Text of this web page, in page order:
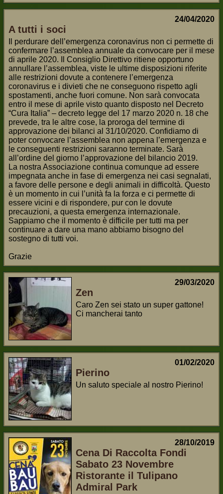
24/04/2020
A tutti i soci
Il perdurare dell’emergenza coronavirus non ci permette di
confermare l’assemblea annuale da convocare per il mese
di aprile 2020. Il Consiglio Direttivo ritiene opportuno
annullare l’assemblea, viste le ultime disposizioni riferite
alle restrizioni dovute a contenere l’emergenza
coronavirus e i divieti che ne conseguono rispetto agli
spostamenti, anche fuori comune. Non sarà convocata
entro il mese di aprile visto quanto disposto nel Decreto
“Cura Italia” – decreto legge del 17 marzo 2020 n. 18 che
prevede, tra le altre cose, la proroga del termine di
approvazione dei bilanci al 31/10/2020. Confidiamo di
poter convocare l’assemblea non appena l’emergenza e
le conseguenti restrizioni saranno terminate. Sarà
all’ordine del giorno l’approvazione del bilancio 2019.
La nostra Associazione continua comunque ad essere
impegnata anche in fase di emergenza nei casi segnalati,
a favore delle persone e degli animali in difficoltà. Questo
è un momento in cui l’unità fa la forza e ci permette di
essere vicini e di rispondere, pur con le dovute
precauzioni, a questa emergenza internazionale.
Sappiamo che il momento è difficile per tutti ma per
continuare a dare una mano abbiamo bisogno del
sostegno di tutti voi.
Grazie
29/03/2020
Zen
Caro Zen sei stato un super gattone!
Ci mancherai tanto
01/02/2020
Pierino
Un saluto speciale al nostro Pierino!
28/10/2019
Cena Di Raccolta Fondi
Sabato 23 Novembre
Ristorante il Tulipano
Admiral Park